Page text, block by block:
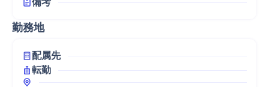
備考
勤務地
配属先
転勤